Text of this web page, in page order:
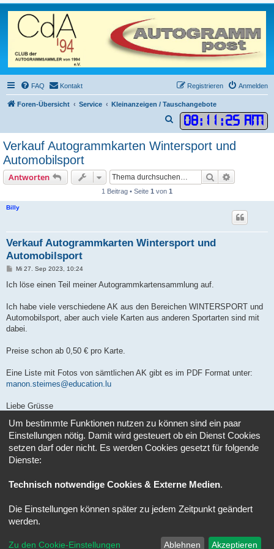
FAQ Kontakt Anmelden
Registrieren
Foren-Übersicht Service Kleinanzeigen / Tauschangebote
08: 11 :25 AM
u
c
e
Verkauf Autogrammkarten Wintersport und
Automobilsport
Antworten Suche
1 Beitrag • Seite 1 von 1
Billy
Verkauf Autogrammkarten Wintersport und
Automobilsport
B
i
a
Mi 27. Sep 2023, 10:24
Ich löse einen Teil meiner Autogrammkartensammlung auf.
Ich habe viele verschiedene AK aus den Bereichen WINTERSPORT und
Automobilsport, aber auch viele Karten aus anderen Sportarten sind mit
dabei.
Preise schon ab 0,50 € pro Karte.
Eine Liste mit Fotos von sämtlichen AK gibt es im PDF Format unter:
manon.steimes@education.lu
Liebe Grüsse
Manon
Antworten
Gehe zu
Foren-Übersicht Alle Zeiten sindUTC+02:00
® Forum Software © phpBB Limited
Deutsche Übersetzung durchphpBB.de
Um bestimmte Funktionen nutzen zu können sind ein paar
Einstellungen nötig. Damit wird gesteuert ob ein Dienst Cookies
setzen darf oder nicht. Es werden Cookies gesetzt für folgende
Dienste:
Technisch notwendige Cookies & Externe Medien.
Die Einstellungen können später zu jedem Zeitpunkt geändert
werden.
Zu den Cookie-Einstellungen Ablehnen Akzeptieren